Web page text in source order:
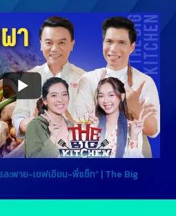
ละพาย-เชฟเอียน-พี่แซ็ก” | The Big